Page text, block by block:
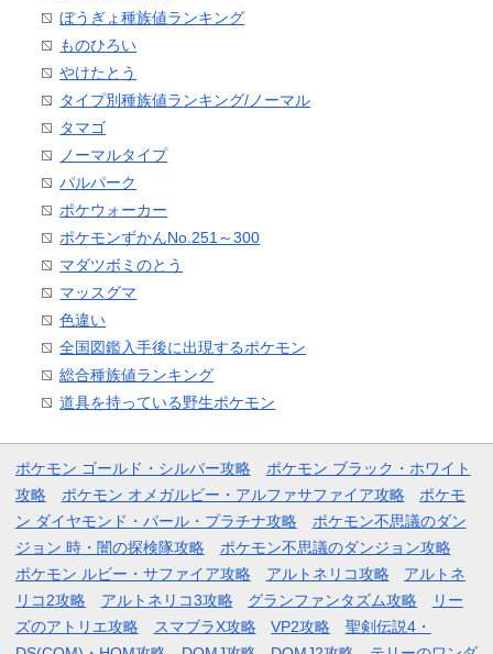
ぼうぎょ種族値ランキング
ものひろい
やけたとう
タイプ別種族値ランキング/ノーマル
タマゴ
ノーマルタイプ
パルパーク
ポケウォーカー
ポケモンずかんNo.251～300
マダツボミのとう
マッスグマ
色違い
全国図鑑入手後に出現するポケモン
総合種族値ランキング
道具を持っている野生ポケモン
ポケモン ゴールド・シルバー攻略
ポケモン ブラック・ホワイト
攻略
ポケモン オメガルビー・アルファサファイア攻略
ポケモ
ン ダイヤモンド・パール・プラチナ攻略
ポケモン不思議のダン
ジョン 時・闇の探検隊攻略
ポケモン不思議のダンジョン攻略
ポケモン ルビー・サファイア攻略
アルトネリコ攻略
アルトネ
リコ2攻略
アルトネリコ3攻略 グランファンタズム攻略
リー
ズのアトリエ攻略
スマブラX攻略 VP2攻略
聖剣伝説4・